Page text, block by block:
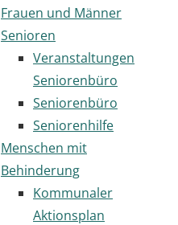
Frauen und Männer
Senioren
Veranstaltungen
Seniorenbüro
Seniorenbüro
Seniorenhilfe
Menschen mit
Behinderung
Kommunaler
Aktionsplan